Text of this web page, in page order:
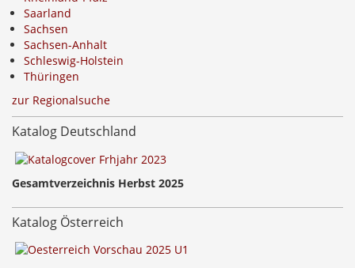
Saarland
Sachsen
Sachsen-Anhalt
Schleswig-Holstein
Thüringen
zur Regionalsuche
Katalog Deutschland
Gesamtverzeichnis Herbst 2025
Katalog Österreich